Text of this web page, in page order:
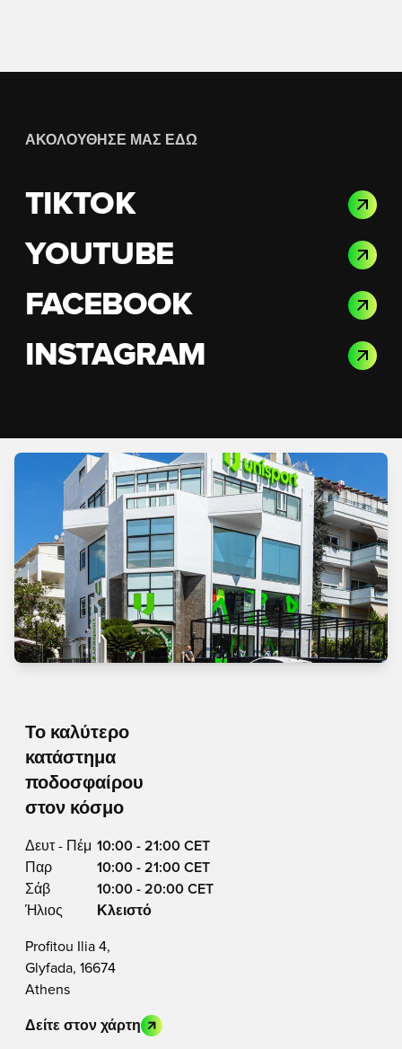
ΑΚΟΛΟΎΘΗΣΈ ΜΑΣ ΕΔΏ
TIKTOK
YOUTUBE
FACEBOOK
INSTAGRAM
Το καλύτερο
κατάστημα
ποδοσφαίρου
στον κόσμο
Δευτ - Πέμ 10:00 - 21:00 CET
Παρ
10:00 - 21:00 CET
Σάβ
10:00 - 20:00 CET
Ήλιος
Κλειστό
Profitou Ilia 4,
Glyfada, 16674
Athens
Δείτε στον χάρτη